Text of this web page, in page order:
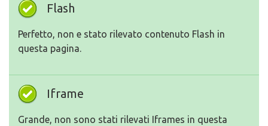
Flash
Perfetto, non e stato rilevato contenuto Flash in
questa pagina.
Iframe
Grande, non sono stati rilevati Iframes in questa